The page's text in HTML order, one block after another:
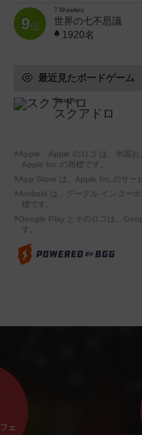
9位
7 Wonders
世界の七不思議
1920名
最近見たボードゲーム
Squadro
スクアドロ
※Apple、Apple のロゴ は、米国お
Apple Inc.の商標です。
※App Store は、Apple Inc.のサー
※Android は、グーグル インコー
標です。
※Google Play とそのロゴは、
す。
ェ